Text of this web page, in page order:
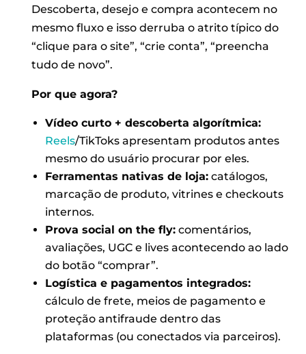
Descoberta, desejo e compra acontecem no
mesmo fluxo e isso derruba o atrito típico do
“clique para o site”, “crie conta”, “preencha
tudo de novo”.
Por que agora?
Vídeo curto + descoberta algorítmica:
Reels/TikToks apresentam produtos antes
mesmo do usuário procurar por eles.
Ferramentas nativas de loja:catálogos,
marcação de produto, vitrines e checkouts
internos.
Prova social on the fly:comentários,
avaliações, UGC e lives acontecendo ao lado
do botão “comprar”.
Logística e pagamentos integrados:
cálculo de frete, meios de pagamento e
proteção antifraude dentro das
plataformas (ou conectados via parceiros).